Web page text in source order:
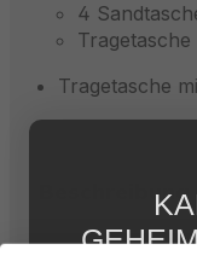
4
Tragetasche
Tragetasche
Beschreibung